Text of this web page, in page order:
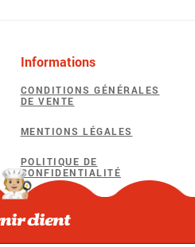
client
Informations
CONDITIONS GÉNÉRALES
DE VENTE
MENTIONS LÉGALES
POLITIQUE DE
CONFIDENTIALITÉ
POLITIQUE D’UTILISATION
DES COOKIES